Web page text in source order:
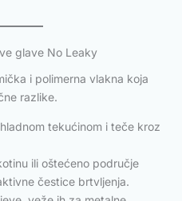
glave No Leaky
i polimerna vlakna koja
razlike.
tekućinom i teče kroz
ili oštećeno područje
čestice brtvljenja.